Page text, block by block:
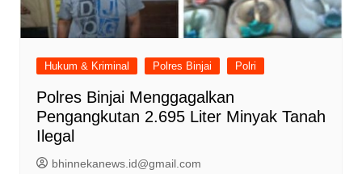
Hukum & Kriminal Polres Binjai Polri
Polres Binjai Menggagalkan
Pengangkutan 2.695 Liter Minyak Tanah
Ilegal
bhinnekanews.id@gmail.com